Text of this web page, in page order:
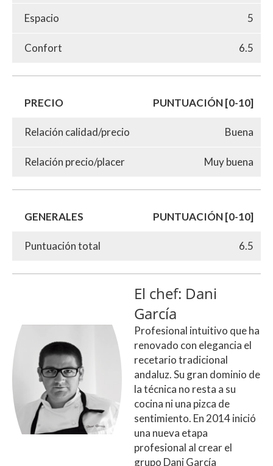
Espacio 5
Confort 6.5
PRECIO PUNTUACIÓN [0-10]
Relación calidad/precio Buena
Relación precio/placer Muy buena
GENERALES PUNTUACIÓN [0-10]
Puntuación total 6.5
El chef: Dani
García
Profesional intuitivo que ha
renovado con elegancia el
recetario tradicional
andaluz. Su gran dominio de
la técnica no resta a su
cocina ni una pizca de
sentimiento. En 2014 inició
una nueva etapa
profesional al crear el
grupo Dani García